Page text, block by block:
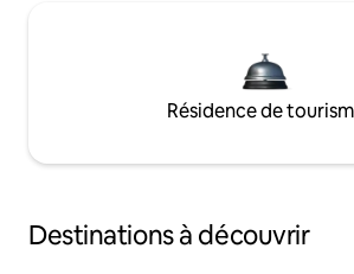
Résidence de
Destinations à découvrir